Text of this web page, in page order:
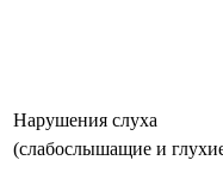
Нарушения слуха
(слабослышащие и